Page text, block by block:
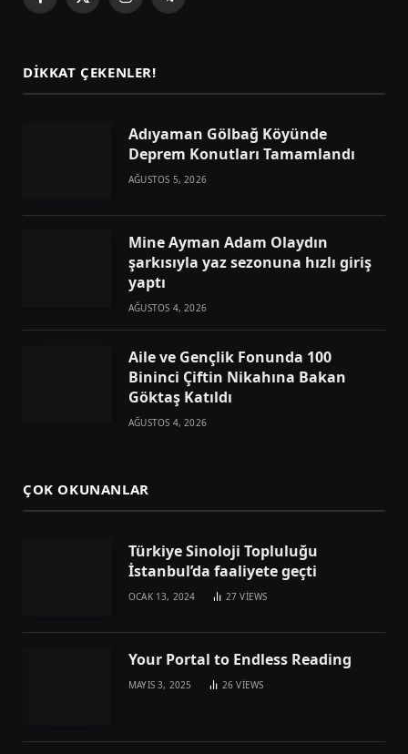
Facebook
X
InstagramTelegram
DIKKAT ÇEKENLER!
Adıyaman Gölbağ Köyünde
Deprem Konutları Tamamlandı
AĞUSTOS 5, 2026
Mine Ayman Adam Olaydın
şarkısıyla yaz sezonuna hızlı giriş
yaptı
AĞUSTOS 4, 2026
Aile ve Gençlik Fonunda 100
Bininci Çiftin Nikahına Bakan
Göktaş Katıldı
AĞUSTOS 4, 2026
ÇOK OKUNANLAR
Türkiye Sinoloji Topluluğu
İstanbul’da faaliyete geçti
OCAK 13, 2024 27VIEWS
Your Portal to Endless Reading
MAYIS 3, 2025 26VIEWS